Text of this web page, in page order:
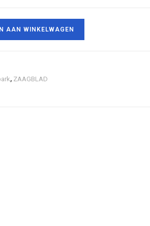
AAN WINKELWAGEN
, ZAAGBLAD